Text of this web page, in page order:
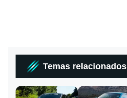
Temas relacionados